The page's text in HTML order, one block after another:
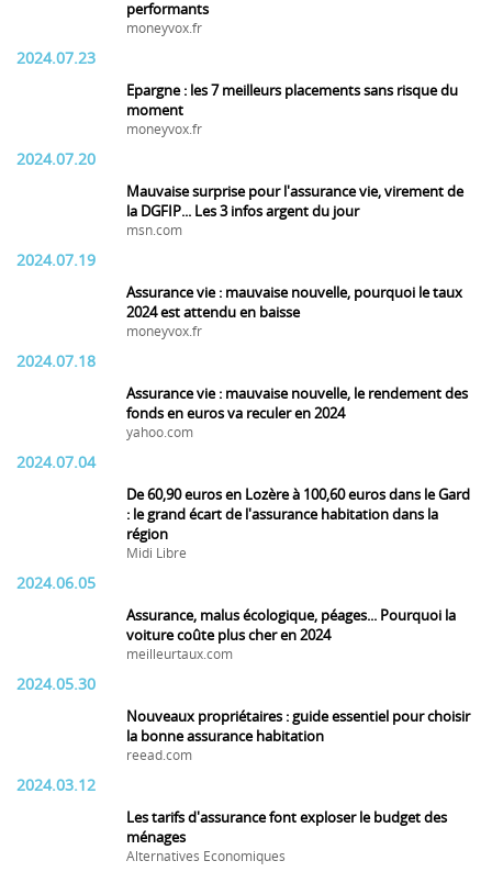
performants
moneyvox.fr
2024.07.23
Epargne : les 7 meilleurs placements sans risque du
moment
moneyvox.fr
2024.07.20
Mauvaise surprise pour l'assurance vie, virement de
la DGFIP... Les 3 infos argent du jour
msn.com
2024.07.19
Assurance vie : mauvaise nouvelle, pourquoi le taux
2024 est attendu en baisse
moneyvox.fr
2024.07.18
Assurance vie : mauvaise nouvelle, le rendement des
fonds en euros va reculer en 2024
yahoo.com
2024.07.04
De 60,90 euros en Lozère à 100,60 euros dans le Gard
: le grand écart de l'assurance habitation dans la
région
Midi Libre
2024.06.05
Assurance, malus écologique, péages... Pourquoi la
voiture coûte plus cher en 2024
meilleurtaux.com
2024.05.30
Nouveaux propriétaires : guide essentiel pour choisir
la bonne assurance habitation
reead.com
2024.03.12
Les tarifs d'assurance font exploser le budget des
ménages
Alternatives Economiques